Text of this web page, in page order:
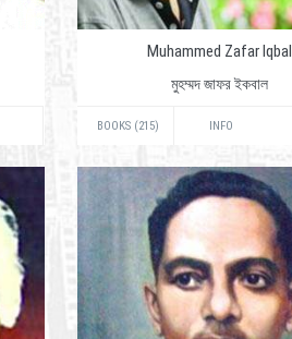
Muhammed Zafar Iqbal
মুহম্মদ জাফর ইকবাল
BOOKS (215) INFO